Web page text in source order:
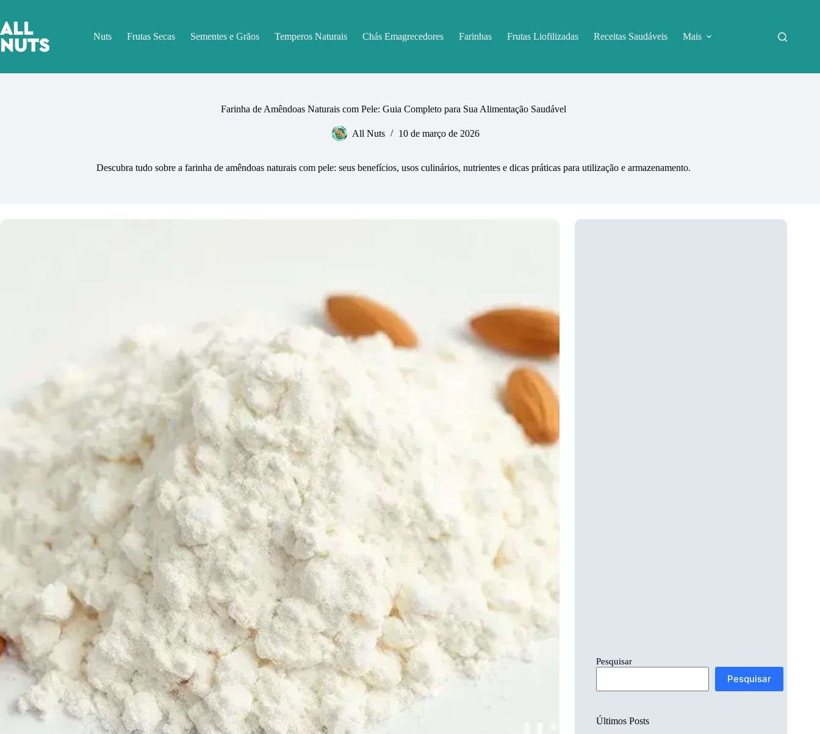
o
conteúdo
Nuts Frutas Secas Sementes e Grãos Temperos Naturais Chás Emagrecedores Farinhas Frutas Liofilizadas Receitas Saudáveis Mais
Farinha de Amêndoas Naturais com Pele: Guia Completo para Sua Alimentação Saudável
All Nuts 10 de março de 2026
Descubra tudo sobre a farinha de amêndoas naturais com pele: seus benefícios, usos culinários, nutrientes e dicas práticas para utilização e armazenamento.
Pesquisar
Pesquisar
Últimos Posts